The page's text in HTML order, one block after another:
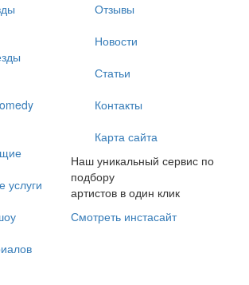
услуги
Отзывы
Новости
Статьи
Контакты
Карта сайта
Наш уникальный сервис по
подбору
артистов в один клик
Смотреть инстасайт